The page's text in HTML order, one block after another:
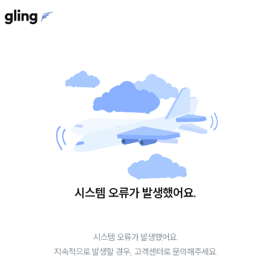
시스템 오류가 발생했어요.
시스템 오류가 발생했어요.
지속적으로 발생할 경우, 고객센터로 문의해주세요.